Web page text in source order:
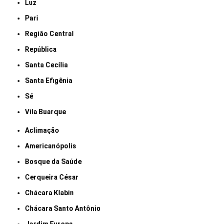
Luz
Pari
Região Central
República
Santa Cecília
Santa Efigênia
Sé
Vila Buarque
Aclimação
Americanópolis
Bosque da Saúde
Cerqueira César
Chácara Klabin
Chácara Santo Antônio